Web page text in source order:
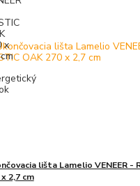
lišta Lamelio VENEER -
2,7 cm